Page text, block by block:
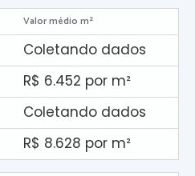
Valor médio m²
Coletando dados
R$ 6.452 por m²
Coletando dados
R$ 8.628 por m²